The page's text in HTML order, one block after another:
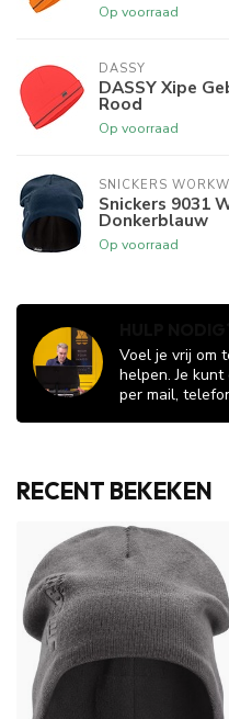
Op voorraad
DASSY
DASSY Xipe
Rood
Op voorraad
SNICKERS
Snickers 9031
Donkerblauw
Op voorraad
Voel je vrij om
helpen. Je
per mail,
RECENT BEKEKEN